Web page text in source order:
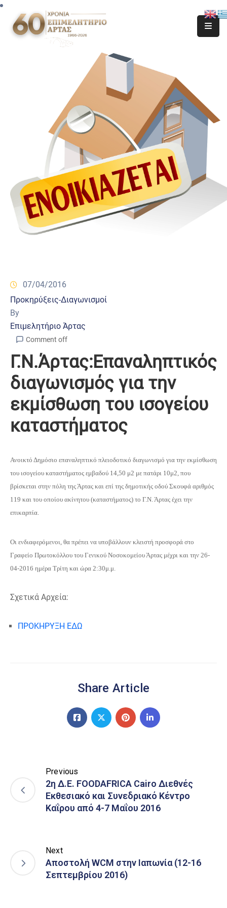
07/04/2016
Προκηρύξεις-Διαγωνισμοί
By
Επιμελητήριο Άρτας
Comment off
Γ.Ν.Άρτας:Επαναληπτικός
διαγωνισμός για την
εκμίσθωση του ισογείου
καταστήματος
Ανοικτό Δημόσιο επαναληπτικό πλειοδοτικό διαγωνισμό για την εκμίσθωση
του ισογείου καταστήματος εμβαδού 14,50 μ2 με πατάρι 10μ2, που
βρίσκεται στην πόλη της Άρτας και επί της δημοτικής οδού Σκουφά αριθμός
119 και του οποίου ακίνητου (καταστήματος) το Γ.Ν. Άρτας έχει την
επικαρπία.
Οι ενδιαφερόμενοι, θα πρέπει να υποβάλλουν κλειστή προσφορά στο
Γραφείο Πρωτοκόλλου του Γενικού Νοσοκομείου Άρτας μέχρι και την 26-
04-2016 ημέρα Τρίτη και ώρα 2:30μ.μ.
Σχετικά Αρχεία:
ΠΡΟΚΗΡΥΞΗ ΕΔΩ
Share Article
Previous
2η Δ.Ε. FOODAFRICA Cairo Διεθνές
Εκθεσιακό και Συνεδριακό Κέντρο
Καΐρου από 4-7 Μαΐου 2016
Next
Αποστολή WCM στην Ιαπωνία (12-16
Σεπτεμβρίου 2016)